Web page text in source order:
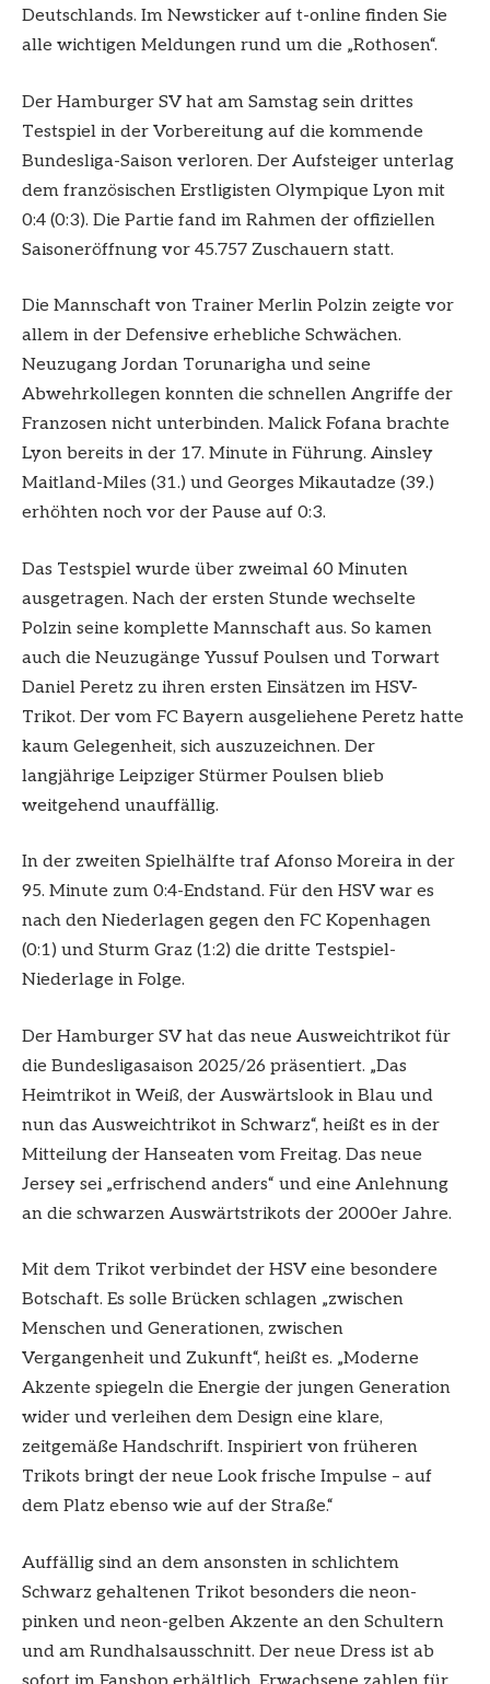
Deutschlands. Im Newsticker auf t-online finden Sie
alle wichtigen Meldungen rund um die „Rothosen“.
Der Hamburger SV hat am Samstag sein drittes
Testspiel in der Vorbereitung auf die kommende
Bundesliga-Saison verloren. Der Aufsteiger unterlag
dem französischen Erstligisten Olympique Lyon mit
0:4 (0:3). Die Partie fand im Rahmen der offiziellen
Saisoneröffnung vor 45.757 Zuschauern statt.
Die Mannschaft von Trainer Merlin Polzin zeigte vor
allem in der Defensive erhebliche Schwächen.
Neuzugang Jordan Torunarigha und seine
Abwehrkollegen konnten die schnellen Angriffe der
Franzosen nicht unterbinden. Malick Fofana brachte
Lyon bereits in der 17. Minute in Führung. Ainsley
Maitland-Miles (31.) und Georges Mikautadze (39.)
erhöhten noch vor der Pause auf 0:3.
Das Testspiel wurde über zweimal 60 Minuten
ausgetragen. Nach der ersten Stunde wechselte
Polzin seine komplette Mannschaft aus. So kamen
auch die Neuzugänge Yussuf Poulsen und Torwart
Daniel Peretz zu ihren ersten Einsätzen im HSV-
Trikot. Der vom FC Bayern ausgeliehene Peretz hatte
kaum Gelegenheit, sich auszuzeichnen. Der
langjährige Leipziger Stürmer Poulsen blieb
weitgehend unauffällig.
In der zweiten Spielhälfte traf Afonso Moreira in der
95. Minute zum 0:4-Endstand. Für den HSV war es
nach den Niederlagen gegen den FC Kopenhagen
(0:1) und Sturm Graz (1:2) die dritte Testspiel-
Niederlage in Folge.
Der Hamburger SV hat das neue Ausweichtrikot für
die Bundesligasaison 2025/26 präsentiert. „Das
Heimtrikot in Weiß, der Auswärtslook in Blau und
nun das Ausweichtrikot in Schwarz“, heißt es in der
Mitteilung der Hanseaten vom Freitag. Das neue
Jersey sei „erfrischend anders“ und eine Anlehnung
an die schwarzen Auswärtstrikots der 2000er Jahre.
Mit dem Trikot verbindet der HSV eine besondere
Botschaft. Es solle Brücken schlagen „zwischen
Menschen und Generationen, zwischen
Vergangenheit und Zukunft“, heißt es. „Moderne
Akzente spiegeln die Energie der jungen Generation
wider und verleihen dem Design eine klare,
zeitgemäße Handschrift. Inspiriert von früheren
Trikots bringt der neue Look frische Impulse – auf
dem Platz ebenso wie auf der Straße.“
Auffällig sind an dem ansonsten in schlichtem
Schwarz gehaltenen Trikot besonders die neon-
pinken und neon-gelben Akzente an den Schultern
und am Rundhalsausschnitt. Der neue Dress ist ab